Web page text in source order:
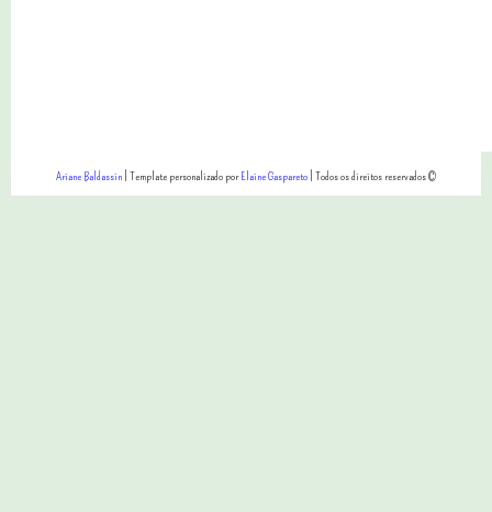
Ariane Baldassin| Template personalizado porElaine Gaspareto| Todos os direitos reservados ©